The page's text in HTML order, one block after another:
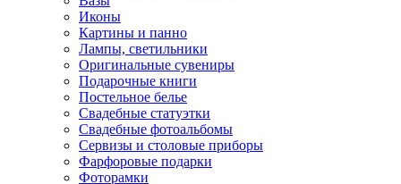
Иконы
Картины и панно
Лампы, светильники
Оригинальные сувениры
Подарочные книги
Постельное белье
Свадебные статуэтки
Свадебные фотоальбомы
Сервизы и столовые приборы
Фарфоровые подарки
Фоторамки